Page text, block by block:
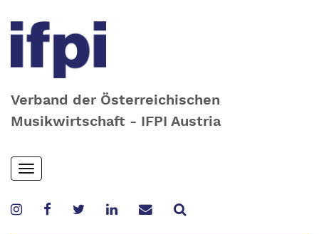
Verband der Österreichischen
Musikwirtschaft - IFPI Austria
Skip
to
content
Toggle
navigation